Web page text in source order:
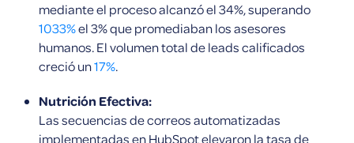
mediante el proceso alcanzó el 34%, superando
1033%el 3% que promediaban los asesores
humanos. El volumen total de leads calificados
creció un17%.
Nutrición Efectiva:
Las secuencias de correos automatizadas
implementadas en HubSpot elevaron la tasa de